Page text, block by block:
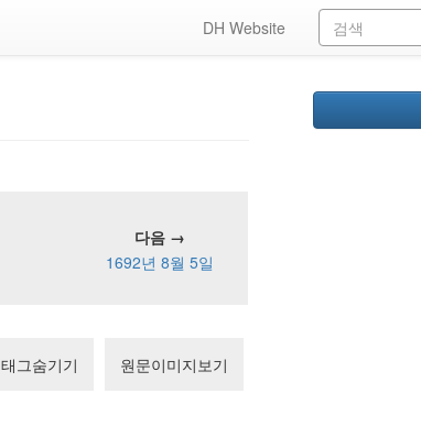
DH Website
다음 →
1692년 8월 5일
태그숨기기 원문이미지보기